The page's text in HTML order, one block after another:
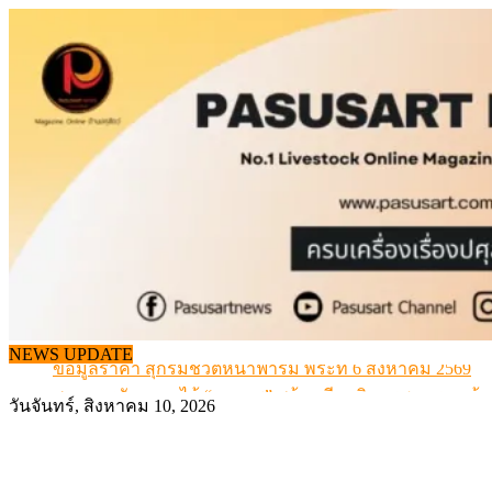
content
NEWS UPDATE
ข้อมูลราคา สุกรมีชีวิตหน้าฟาร์ม พระที่ 6 สิงหาคม 2569
สภาการสัตวบาลได้ “นายกฯ” พร้อมทีมบริหารชุดแรก แล้
สรุปภาวะ สินค้าเกษตรประจำสัปดาห์ วันที่ 3 – 7 สิงหาคม
วันจันทร์, สิงหาคม 10, 2026